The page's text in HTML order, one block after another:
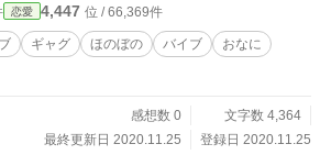
恋愛 4,447 位 / 66,369件
ギャグ ほのぼの バイブ
おなに
感想数 0
文字数 4,364
最終更新日 2020.11.25
登録日 2020.11.25